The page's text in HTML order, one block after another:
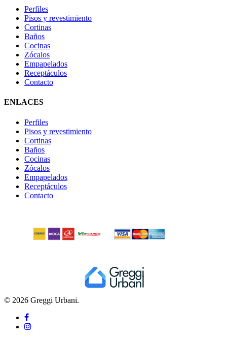
Perfiles
Pisos y revestimiento
Cortinas
Baños
Cocinas
Zócalos
Empapelados
Receptáculos
Contacto
ENLACES
Perfiles
Pisos y revestimiento
Cortinas
Baños
Cocinas
Zócalos
Empapelados
Receptáculos
Contacto
© 2026 Greggi Urbani.
facebook
instagram